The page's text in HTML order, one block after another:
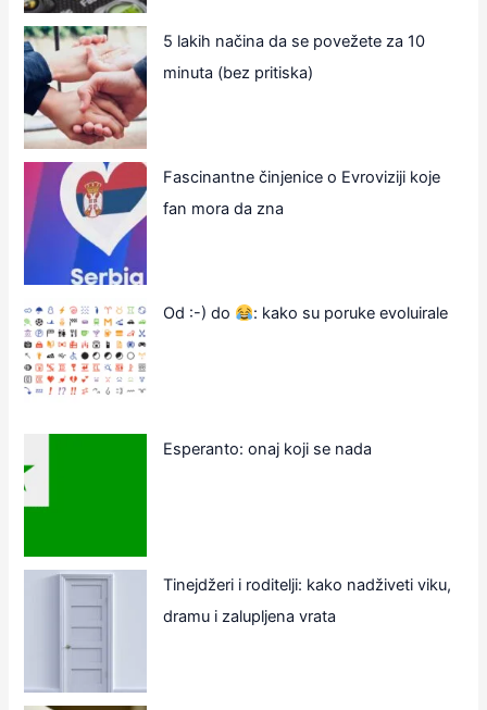
5 lakih načina da se povežete za 10
minuta (bez pritiska)
Fascinantne činjenice o Evroviziji koje
fan mora da zna
Od :-) do : kako su poruke evoluirale
Esperanto: onaj koji se nada
Tinejdžeri i roditelji: kako nadživeti viku,
dramu i zalupljena vrata